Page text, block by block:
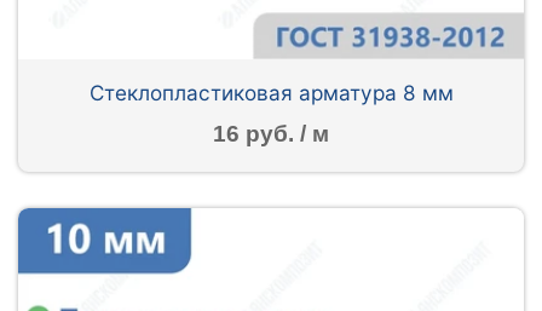
Стеклопластиковая арматура 8 мм
16 руб. / м